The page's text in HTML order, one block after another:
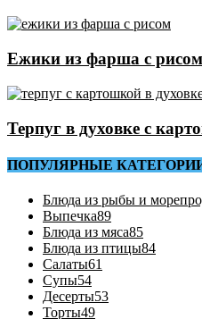
Ежики из фарша с рисом
Терпуг в духовке с
ПОПУЛЯРНЫЕ
Блюда из рыбы и
Выпечка89
Блюда из мяса85
Блюда из птицы84
Салаты61
Супы54
Десерты53
Торты49